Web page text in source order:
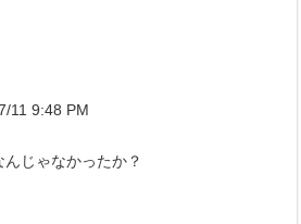
11 9:48 PM
じゃなかったか？